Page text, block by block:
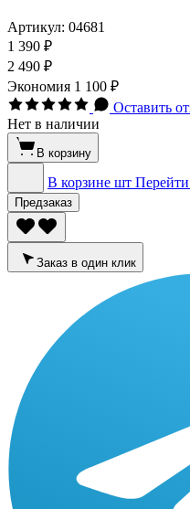
Артикул: 04681
1 390 ₽
2 490 ₽
Экономия 1 100 ₽
Оставить
Нет в наличии
В корзину
В корзине шт Перейти
Предзаказ
Заказ в один клик